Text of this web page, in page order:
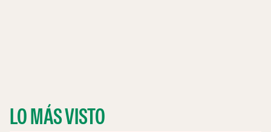
LO MÁS VISTO